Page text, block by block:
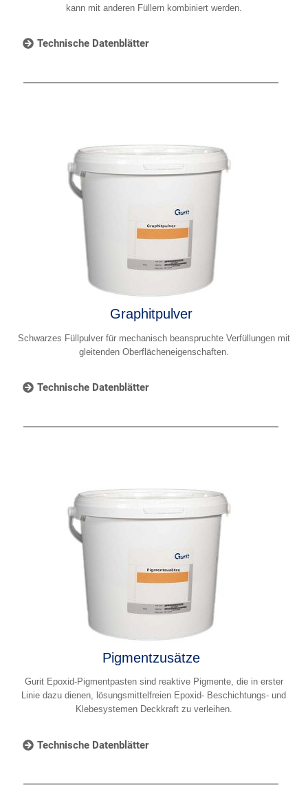
kann mit anderen Füllern kombiniert werden.
Technische Datenblätter
Graphitpulver
Schwarzes Füllpulver für mechanisch beanspruchte Verfüllungen mit
gleitenden Oberflächeneigenschaften.
Technische Datenblätter
Pigmentzusätze
Gurit Epoxid-Pigmentpasten sind reaktive Pigmente, die in erster
Linie dazu dienen, lösungsmittelfreien Epoxid- Beschichtungs- und
Klebesystemen Deckkraft zu verleihen.
Technische Datenblätter